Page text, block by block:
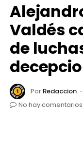
Valdés
de
Por Redaccion
No hay comentarios